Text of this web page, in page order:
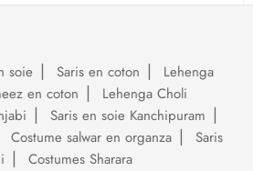
soie Saris en coton
Lehenga
en coton
Lehenga Choli
Saris en soie Kanchipuram
Costume salwar en organza
Saris
Costumes Sharara